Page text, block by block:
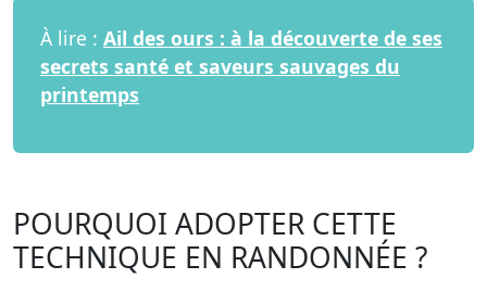
À lire : Ail des ours : à la découverte de ses
secrets santé et saveurs sauvages du
printemps
POURQUOI ADOPTER CETTE
TECHNIQUE EN RANDONNÉE ?